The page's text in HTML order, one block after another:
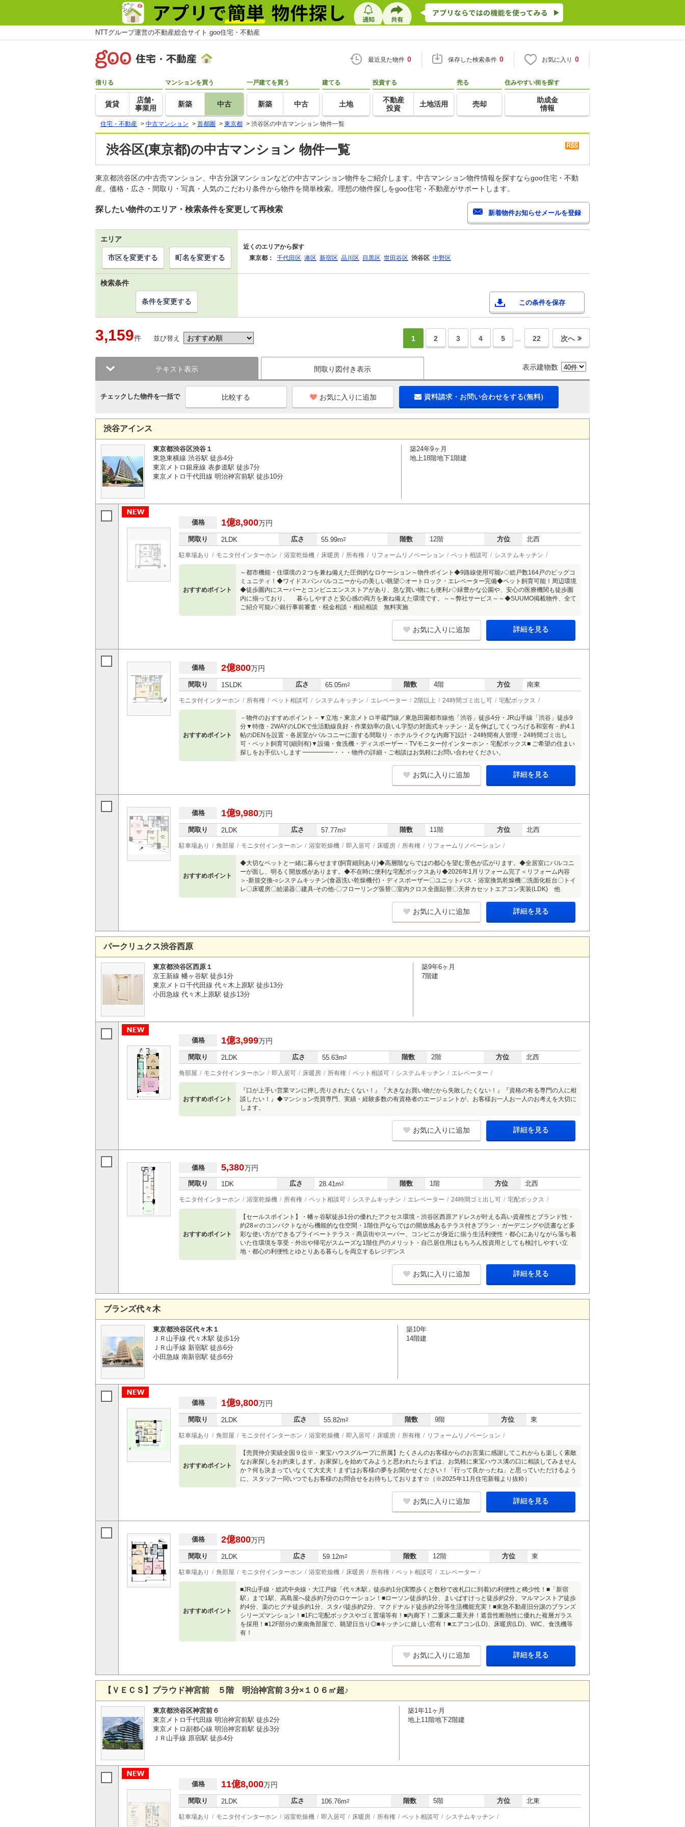
NTTグループ運営の不動産総合サイト goo住宅・不動産
最近見た物件 0 保存した検索条件 0 お気に入り 0
借りる
賃貸
店舗･
事業用
マンションを買う
新築 中古
一戸建てを買う
新築 中古
建てる
土地
投資する
不動産
投資
土地活用
売る
売却
住みやすい街を探す
助成金
情報
住宅・不動産 > 中古マンション > 首都圏 > 東京都 > 渋谷区の中古マンション 物件一覧
渋谷区(東京都)の中古マンション 物件一覧
東京都渋谷区の中古売マンション、中古分譲マンションなどの中古マンション物件をご紹介します。中古マンション物件情報を探すならgoo住宅・不動
産。価格・広さ・間取り・写真・人気のこだわり条件から物件を簡単検索。理想の物件探しをgoo住宅・不動産がサポートします。
探したい物件のエリア・検索条件を変更して再検索
エリア
近くのエリアから探す
東京都：
千代田区 港区 新宿区 品川区 目黒区 世田谷区 渋谷区 中野区
市区を変更する 町名を変更する
検索条件
この条件を保存
条件を変更する
3,159件 並び替え 1 2 3 4 5 … 22 次へ
テキスト表示 間取り図付き表示 表示建物数
チェックした物件を一括で お気に入りに追加 資料請求・お問い合わせをする(無料)
渋谷アインス
東京都渋谷区渋谷１
東急東横線 渋谷駅 徒歩4分
東京メトロ銀座線 表参道駅 徒歩7分
東京メトロ千代田線 明治神宮前駅 徒歩10分
築24年9ヶ月
地上18階地下1階建
価格 1億8,900万円
間取り 2LDK 広さ 55.99m2 階数 12階 方位 北西
駐車場あり モニタ付インターホン 浴室乾燥機 床暖房 所有権 リフォームリノベーション ペット相談可 システムキッチン
おすすめポイント
～都市機能・住環境の２つを兼ね備えた圧倒的なロケーション～物件ポイント◆9路線使用可能♪◇総戸数164戸のビッグコ
ミュニティ！◆ワイドスパンバルコニーからの美しい眺望◇オートロック・エレベーター完備◆ペット飼育可能！周辺環境
◆徒歩圏内にスーパーとコンビニエンスストアがあり、急な買い物にも便利♪◇緑豊かな公園や、安心の医療機関も徒歩圏
内に揃っており、 暮らしやすさと安心感の両方を兼ね備えた環境です。～～弊社サービス～～◆SUUMO掲載物件、全て
ご紹介可能♪◇銀行事前審査・税金相談・相続相談 無料実施
お気に入りに追加 詳細を見る
価格 2億800万円
間取り 1SLDK 広さ 65.05m2 階数 4階 方位 南東
モニタ付インターホン 所有権 ペット相談可 システムキッチン エレベーター 2階以上 24時間ゴミ出し可 宅配ボックス
おすすめポイント
－物件のおすすめポイント－▼立地・東京メトロ半蔵門線／東急田園都市線他「渋谷」徒歩4分・JR山手線「渋谷」徒歩9
分▼特徴・2WAYのLDKで生活動線良好・作業効率の良いL字型の対面式キッチン・足を伸ばしてくつろげる和室有・約4.1
帖のDENを設置・各居室がバルコニーに面する間取り・ホテルライクな内廊下設計・24時間有人管理・24時間ゴミ出し
可・ペット飼育可(細則有)▼設備・食洗機・ディスポーザー・TVモニター付インターホン・宅配ボックス■ ご希望の住まい
探しをお手伝いします ━━━━━・・・物件の詳細・ご相談はお気軽にお問い合わせください。
お気に入りに追加 詳細を見る
価格 1億9,980万円
間取り 2LDK 広さ 57.77m2 階数 11階 方位 北西
駐車場あり 角部屋 モニタ付インターホン 浴室乾燥機 即入居可 床暖房 所有権 リフォームリノベーション
おすすめポイント
◆大切なペットと一緒に暮らせます(飼育細則あり)◆高層階ならではの都心を望む景色が広がります。◆全居室にバルコニ
ーが面し、明るく開放感があります。◆不在時に便利な宅配ボックスあり◆2026年1月リフォーム完了＜リフォーム内容
＞-新規交換-○システムキッチン(食器洗い乾燥機付)・ディスポーザー〇ユニットバス・浴室換気乾燥機〇洗面化粧台〇トイ
レ〇床暖房〇給湯器〇建具-その他-〇フローリング張替〇室内クロス全面貼替〇天井カセットエアコン実装(LDK) 他
お気に入りに追加 詳細を見る
パークリュクス渋谷西原
東京都渋谷区西原１
京王新線 幡ヶ谷駅 徒歩1分
東京メトロ千代田線 代々木上原駅 徒歩13分
小田急線 代々木上原駅 徒歩13分
築9年6ヶ月
7階建
価格 1億3,999万円
間取り 2LDK 広さ 55.63m2 階数 2階 方位 北西
角部屋 モニタ付インターホン 即入居可 床暖房 所有権 ペット相談可 システムキッチン エレベーター
おすすめポイント
『口が上手い営業マンに押し売りされたくない！』『大きなお買い物だから失敗したくない！』『資格の有る専門の人に相
談したい！』◆マンション売買専門、実績・経験多数の有資格者のエージェントが、お客様お一人お一人のお考えを大切に
します。
お気に入りに追加 詳細を見る
価格 5,380万円
間取り 1DK 広さ 28.41m2 階数 1階 方位 北西
モニタ付インターホン 浴室乾燥機 所有権 ペット相談可 システムキッチン エレベーター 24時間ゴミ出し可 宅配ボックス
おすすめポイント
【セールスポイント】・幡ヶ谷駅徒歩1分の優れたアクセス環境・渋谷区西原アドレスが叶える高い資産性とブランド性・
約28㎡のコンパクトながら機能的な住空間・1階住戸ならではの開放感あるテラス付きプラン・ガーデニングや読書など多
彩な使い方ができるプライベートテラス・商店街やスーパー、コンビニが身近に揃う生活利便性・都心にありながら落ち着
いた住環境を享受・外出や帰宅がスムーズな1階住戸のメリット・自己居住用はもちろん投資用としても検討しやすい立
地・都心の利便性とゆとりある暮らしを両立するレジデンス
お気に入りに追加 詳細を見る
ブランズ代々木
東京都渋谷区代々木１
ＪＲ山手線 代々木駅 徒歩1分
ＪＲ山手線 新宿駅 徒歩6分
小田急線 南新宿駅 徒歩6分
築10年
14階建
価格 1億9,800万円
間取り 2LDK 広さ 55.82m2 階数 9階 方位 東
駐車場あり 角部屋 モニタ付インターホン 浴室乾燥機 即入居可 床暖房 所有権 リフォームリノベーション
おすすめポイント
【売買仲介実績全国９位※・東宝ハウスグループに所属】たくさんのお客様からのお言葉に感謝してこれからも楽しく素敵
なお家探しをお約束します。お家探しを始めてみようと思われたらまずは、お気軽に東宝ハウス溝の口に相談してみません
か？何も決まっていなくて大丈夫！まずはお客様の夢をお聞かせください！「行って良かったね」と思っていただけるよう
に、スタッフ一同いつでもお客様のお問合せをお待ちしております☆（※2025年11月住宅新報より抜粋）
お気に入りに追加 詳細を見る
価格 2億800万円
間取り 2LDK 広さ 59.12m2 階数 12階 方位 東
駐車場あり 角部屋 モニタ付インターホン 浴室乾燥機 床暖房 所有権 ペット相談可 エレベーター
おすすめポイント
■JR山手線・総武中央線・大江戸線「代々木駅」徒歩約1分(実際歩くと数秒で改札口に到着)の利便性と稀少性！■「新宿
駅」まで1駅、高島屋へ徒歩約7分のロケーション！■ローソン徒歩約1分、まいばすけっと徒歩約2分、マルマンストア徒歩
約4分、薬のヒグチ徒歩約1分、スタバ徒歩約2分、マクドナルド徒歩約2分等生活機能充実！■東急不動産旧分譲のブランズ
シリーズマンション！■1Fに宅配ボックスやゴミ置場等有！■内廊下！二重床二重天井！遮音性断熱性に優れた複層ガラス
を採用！■12F部分の東南角部屋で、眺望日当り◎■キッチンに嬉しい窓有！■エアコン(LD)、床暖房(LD)、WIC、食洗機等
有！
お気に入りに追加 詳細を見る
【ＶＥＣＳ】プラウド神宮前 ５階 明治神宮前３分×１０６㎡超♪
東京都渋谷区神宮前６
東京メトロ千代田線 明治神宮前駅 徒歩2分
東京メトロ副都心線 明治神宮前駅 徒歩3分
ＪＲ山手線 原宿駅 徒歩4分
築1年11ヶ月
地上11階地下2階建
価格 11億8,000万円
間取り 2LDK 広さ 106.76m2 階数 5階 方位 北東
駐車場あり モニタ付インターホン 浴室乾燥機 即入居可 床暖房 所有権 ペット相談可 システムキッチン